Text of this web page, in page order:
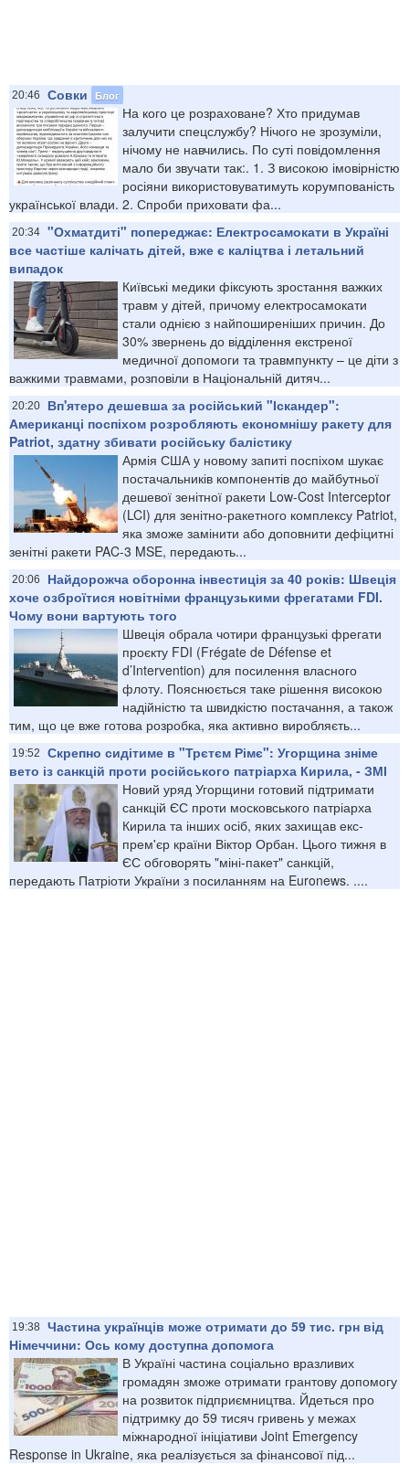
20:46 Совки Блог
На кого це розраховане? Хто придумав
залучити спецслужбу? Нічого не зрозуміли,
нічому не навчились. По суті повідомлення
мало би звучати так:. 1. З високою імовірністю
росіяни використовуватимуть корумпованість
української влади. 2. Спроби приховати фа...
20:34 "Охматдиті" попереджає: Електросамокати в Україні
все частіше калічать дітей, вже є каліцтва і летальний
випадок
Київські медики фіксують зростання важких
травм у дітей, причому електросамокати
стали однією з найпоширеніших причин. До
30% звернень до відділення екстреної
медичної допомоги та травмпункту – це діти з
важкими травмами, розповіли в Національній дитяч...
20:20
Вп'ятеро дешевша за російський "Іскандер":
Американці поспіхом розробляють економнішу ракету для
Patriot, здатну збивати російську балістику
Армія США у новому запиті поспіхом шукає
постачальників компонентів до майбутньої
дешевої зенітної ракети Low-Cost Interceptor
(LCI) для зенітно-ракетного комплексу Patriot,
яка зможе замінити або доповнити дефіцитні
зенітні ракети PAC-3 MSE, передають...
20:06
Найдорожча оборонна інвестиція за 40 років: Швеція
хоче озброїтися новітніми французькими фрегатами FDI.
Чому вони вартують того
Швеція обрала чотири французькі фрегати
проєкту FDI (Frégate de Défense et
d’Intervention) для посилення власного
флоту. Пояснюється таке рішення високою
надійністю та швидкістю постачання, а також
тим, що це вже готова розробка, яка активно виробляєть...
19:52
Скрепно сидітиме в "Трєтєм Рімє": Угорщина зніме
вето із санкцій проти російського патріарха Кирила, - ЗМІ
Новий уряд Угорщини готовий підтримати
санкцій ЄС проти московського патріарха
Кирила та інших осіб, яких захищав екс-
прем'єр країни Віктор Орбан. Цього тижня в
ЄС обговорять "міні-пакет" санкцій,
передають Патріоти України з посиланням на Euronews. ....
19:38 Частина українців може отримати до 59 тис. грн від
Німеччини: Ось кому доступна допомога
В Україні частина соціально вразливих
громадян зможе отримати грантову допомогу
на розвиток підприємництва. Йдеться про
підтримку до 59 тисяч гривень у межах
міжнародної ініціативи Joint Emergency
Response in Ukraine, яка реалізується за фінансової під...